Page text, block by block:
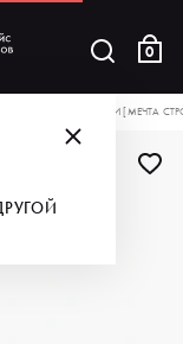
0
СИЛЬНОЙ ФИКСАЦИИ [МЕЧТА